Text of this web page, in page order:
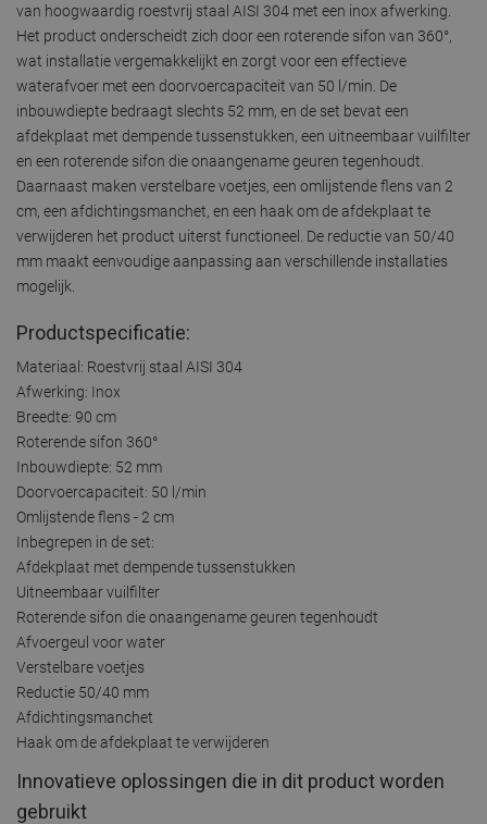
van hoogwaardig roestvrij staal AISI 304 met een inox afwerking.
Het product onderscheidt zich door een roterende sifon van 360°,
wat installatie vergemakkelijkt en zorgt voor een effectieve
waterafvoer met een doorvoercapaciteit van 50 l/min. De
inbouwdiepte bedraagt slechts 52 mm, en de set bevat een
afdekplaat met dempende tussenstukken, een uitneembaar vuilfilter
en een roterende sifon die onaangename geuren tegenhoudt.
Daarnaast maken verstelbare voetjes, een omlijstende flens van 2
cm, een afdichtingsmanchet, en een haak om de afdekplaat te
verwijderen het product uiterst functioneel. De reductie van 50/40
mm maakt eenvoudige aanpassing aan verschillende installaties
mogelijk.
Productspecificatie:
Materiaal: Roestvrij staal AISI 304
Afwerking: Inox
Breedte: 90 cm
Roterende sifon 360°
Inbouwdiepte: 52 mm
Doorvoercapaciteit: 50 l/min
Omlijstende flens - 2 cm
Inbegrepen in de set:
Afdekplaat met dempende tussenstukken
Uitneembaar vuilfilter
Roterende sifon die onaangename geuren tegenhoudt
Afvoergeul voor water
Verstelbare voetjes
Reductie 50/40 mm
Afdichtingsmanchet
Haak om de afdekplaat te verwijderen
Innovatieve oplossingen die in dit product worden
gebruikt